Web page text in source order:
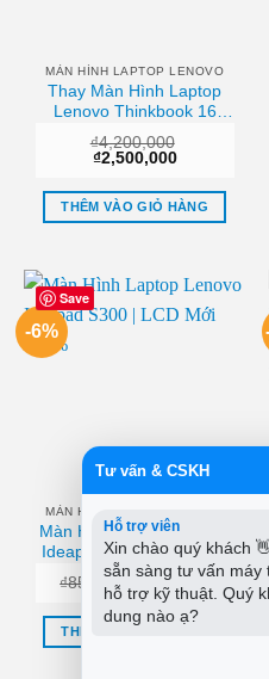
MÀN HÌNH LAPTOP LENOVO
Thay Màn Hình Laptop
Lenovo Thinkbook 16
– Lấy Liền Tại Chỗ
₫4,200,000
Giá
là:
₫4,200,000.
₫2,500,000Giá
tại
là:
₫2,500,000.
THÊM VÀO GIỎ HÀNG
Save
-6%
MÀN HÌNH LAPTOP LENOVO
Màn Hình Laptop Lenovo
Ideapad S300 | LCD Mới
100%
₫850,000
Giá
gốc
là:
₫850,000.
800,000 Giá
hiện
THÊM VÀO GIỎ HÀNG
Tư vấn & CSKH
Hỗ trợ viên
Xin chào quý khách
sẵn sàng tư vấn máy
hỗ trợ kỹ thuật. Quý
dung nào ạ?